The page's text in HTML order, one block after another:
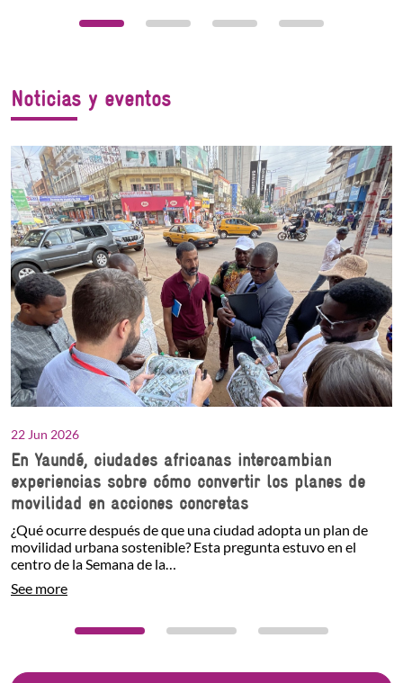
Noticias y eventos
22 Jun 2026
En Yaundé, ciudades africanas intercambian
experiencias sobre cómo convertir los planes de
movilidad en acciones concretas
¿Qué ocurre después de que una ciudad adopta un plan de
movilidad urbana sostenible? Esta pregunta estuvo en el
centro de la Semana de la…
See more